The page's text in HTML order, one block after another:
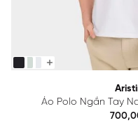
Áo Polo Ngắn Tay